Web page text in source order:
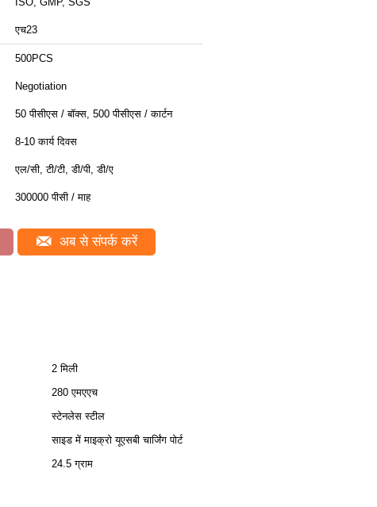
एच23
500PCS
Negotiation
50 पीसीएस / बॉक्स, 500 पीसीएस / कार्टन
8-10 कार्य दिवस
एल/सी, टी/टी, डी/पी, डी/ए
300000 पीसी / माह
अब से संपर्क करें
2 मिली
280 एमएएच
स्टेनलेस स्टील
साइड में माइक्रो यूएसबी चार्जिंग पोर्ट
24.5 ग्राम